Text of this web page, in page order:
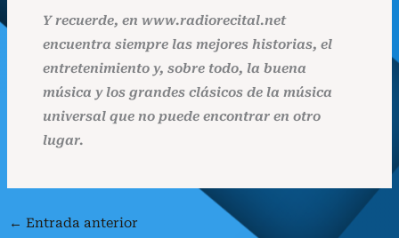
Y recuerde, en www.radiorecital.net
encuentra siempre las mejores historias, el
entretenimiento y, sobre todo, la buena
música y los grandes clásicos de la música
universal que no puede encontrar en otro
lugar.
← Entrada anterior